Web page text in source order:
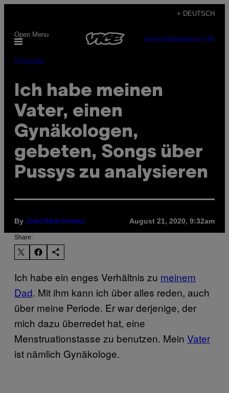
content
+ DEUTSCH
Open Menu
SUBSCRIBENEWSLETTER
Popkultur
Ich habe meinen
Vater, einen
Gynäkologen,
gebeten, Songs über
Pussys zu analysieren
By Jumi Akinfenwa August 21, 2020, 9:32am
Share:
Ich habe ein enges Verhältnis zu meinem
Dad. Mit ihm kann ich über alles reden, auch
über meine Periode. Er war derjenige, der
mich dazu überredet hat, eine
Menstruationstasse zu benutzen. Mein Vater
ist nämlich Gynäkologe.